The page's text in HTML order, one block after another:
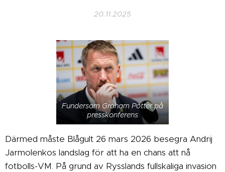
20.11.2025
Fundersam Graham Potter på
presskonferens
Därmed måste Blågult 26 mars 2026 besegra Andrij
Jarmolenkos landslag för att ha en chans att nå
fotbolls-VM. På grund av Rysslands fullskaliga invasion